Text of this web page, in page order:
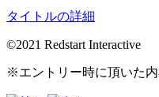
タイトルの詳細
©2021 Redstart Interactive
※エントリー時に頂いた